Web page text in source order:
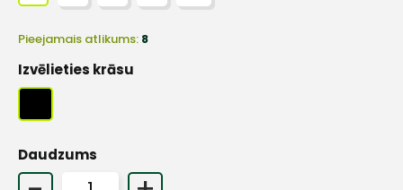
Pieejamais atlikums: 8
Izvēlieties krāsu
Daudzums